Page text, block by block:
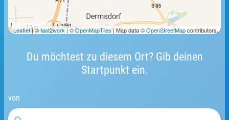
Du möchtest zu diesem Ort? Gib deinen
Startpunkt ein.
von
1 km
Leaflet| ©fast2work| ©OpenMapTiles| Map data ©OpenStreetMapcontributors.